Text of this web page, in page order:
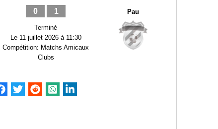
0 1
Terminé
Le 11 juillet 2026 à 11:30
Compétition: Matchs Amicaux
Clubs
Pau